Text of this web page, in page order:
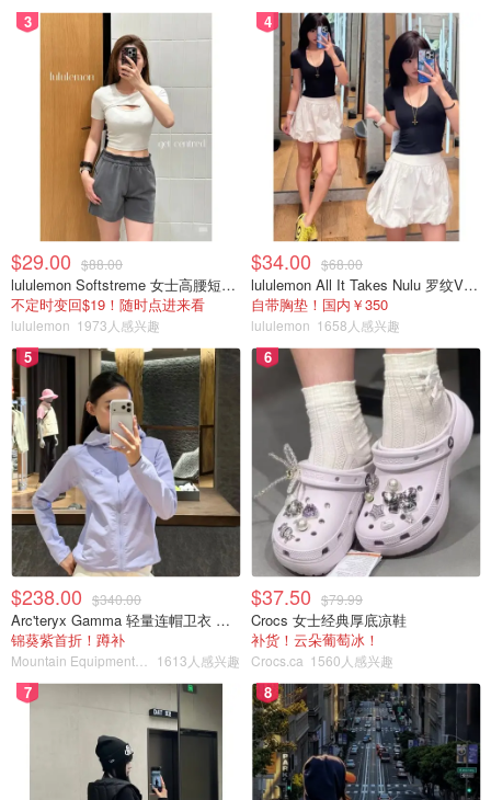
3
$29.00 $88.00
lululemon Softstreme 女士高腰短裤 10cm
不定时变回$19！随时点进来看
lululemon 1973人感兴趣
4
$34.00 $68.00
lululemon All It Takes Nulu 罗纹V领短袖T恤
自带胸垫！国内￥350
lululemon 1658人感兴趣
5
$238.00 $340.00
Arc'teryx Gamma 轻量连帽卫衣 女款
锦葵紫首折！蹲补
1613人感兴趣
6
$37.50 $79.99
Crocs 女士经典厚底凉鞋
补货！云朵葡萄冰！
Crocs.ca 1560人感兴趣
7 8